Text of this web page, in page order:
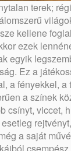
terek;
kellene
ezek
egyik
Ez a
a fényekkel, a
a színek
csínyt, viccet,
a saját